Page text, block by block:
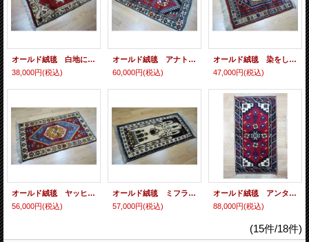
オールド絨毯 白地に赤のマダリオンタイプ お買い得です 120×80cm
38,000円(税込)
オールド絨毯 アナトリアらしさ満載のデザインと色遣い 150×80cm
60,000円(税込)
オールド絨毯 染をしていないナチュラルウール使用 105×75cm
47,000円(税込)
オールド絨毯 ヤッヒャル独特の色使いとモチーフ 130×73cm
56,000円(税込)
オールド絨毯 ミフラップ柄 白地にモスクの内部を描いています 132×72cm
57,000円(税込)
オールド絨毯 アンタルヤ・ドシェメアルトゥ 140×75cm
88,000円(税込)
(15件/18件)